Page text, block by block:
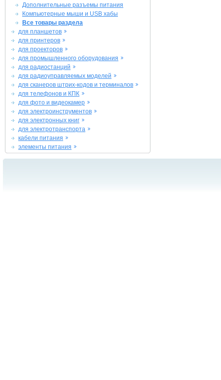
Дополнительные разъемы питания
Компьютерные мыши и USB хабы
Все товары раздела
для планшетов
для принтеров
для проекторов
для промышленного оборудования
для радиостанций
для радиоуправляемых моделей
для сканеров штрих-кодов и терминалов
для телефонов и КПК
для фото и видеокамер
для электроинструментов
для электронных книг
для электротранспорта
кабели питания
элементы питания